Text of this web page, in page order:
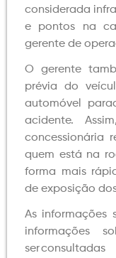
considerada
e pontos na
gerente de
O gerente
prévia do
automóvel
acidente.
concessionária
quem está na
forma mais
de exposição
As informações
informações
ser